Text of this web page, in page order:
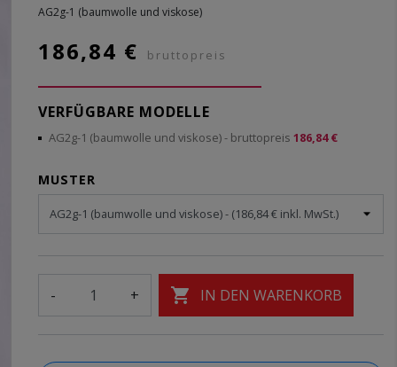
AG2g-1 (baumwolle und viskose)
186,84 € bruttopreis
VERFÜGBARE MODELLE
AG2g-1 (baumwolle und viskose)- bruttopreis 186,84 €
MUSTER
- +  IN DEN WARENKORB